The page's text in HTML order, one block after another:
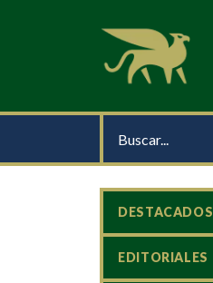
DESTACADOS
EDITORIALES